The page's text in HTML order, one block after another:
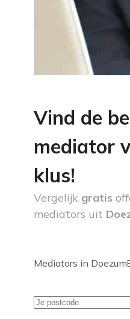
Vind de
mediator
klus!
Vergelijk gratis
mediators uit
Mediators in Doezum